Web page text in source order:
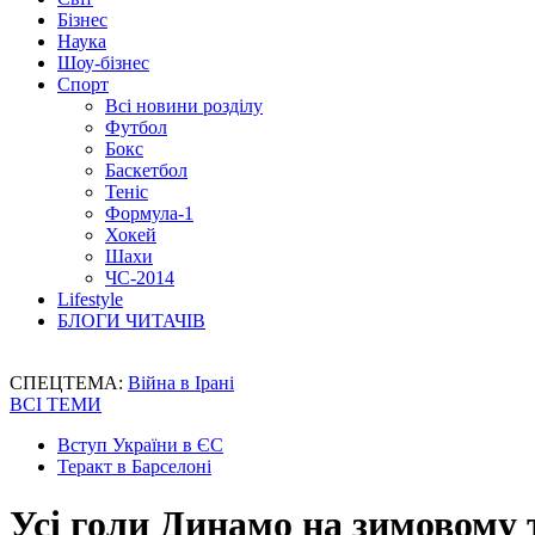
Бізнес
Наука
Шоу-бізнес
Спорт
Всі новини розділу
Футбол
Бокс
Баскетбол
Теніс
Формула-1
Хокей
Шахи
ЧС-2014
Lifestyle
БЛОГИ ЧИТАЧІВ
СПЕЦТЕМА: Війна в Ірані
ВСІ ТЕМИ
Вступ України в ЄС
Теракт в Барселоні
Усі голи Динамо на зимовому